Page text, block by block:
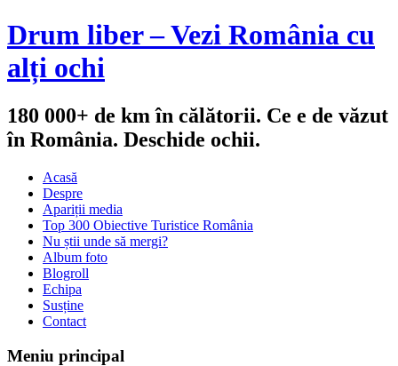
Drum liber – Vezi România cu
alți ochi
180 000+ de km în călătorii. Ce e de văzut
în România. Deschide ochii.
Acasă
Despre
Apariții media
Top 300 Obiective Turistice România
Nu știi unde să mergi?
Album foto
Blogroll
Echipa
Susține
Contact
Meniu principal